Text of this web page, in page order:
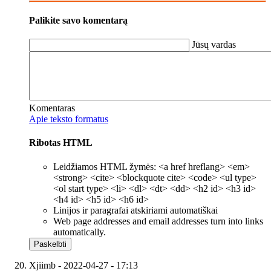
Palikite savo komentarą
Jūsų vardas
Komentaras
Apie teksto formatus
Ribotas HTML
Leidžiamos HTML žymės: <a href hreflang> <em>
<strong> <cite> <blockquote cite> <code> <ul type>
<ol start type> <li> <dl> <dt> <dd> <h2 id> <h3 id>
<h4 id> <h5 id> <h6 id>
Linijos ir paragrafai atskiriami automatiškai
Web page addresses and email addresses turn into links
automatically.
Xjiimb - 2022-04-27 - 17:13